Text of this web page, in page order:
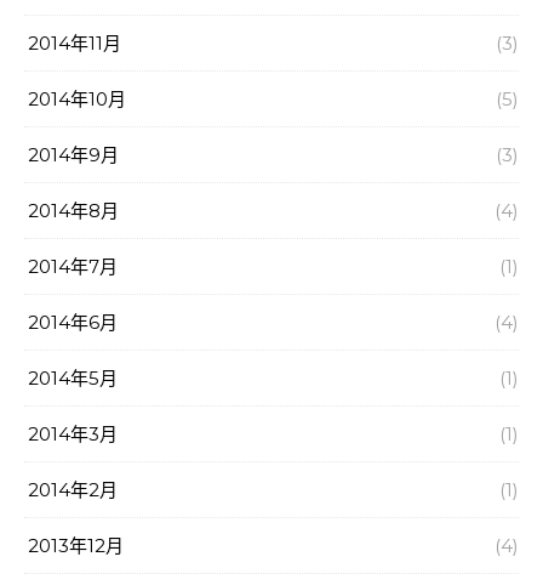
2014年11月 (3)
2014年10月 (5)
2014年9月 (3)
2014年8月 (4)
2014年7月 (1)
2014年6月 (4)
2014年5月 (1)
2014年3月 (1)
2014年2月 (1)
2013年12月 (4)